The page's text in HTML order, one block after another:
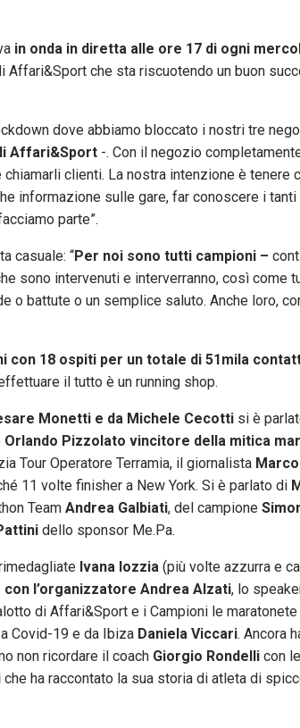
in onda in diretta alle ore 17 di ogni
che sta riscuotendo un buon
dove abbiamo bloccato i nostri tre
Affari&Sport -. Con il negozio
clienti. La nostra intenzione è tenere
informazione sulle gare, far conoscere i
parte”.
casuale: “Per noi sono tutti campioni –
sono intervenuti e interverranno, così come
o battute o un semplice saluto. Anche loro,
con 18 ospiti per un totale di 51mila
il tutto è un running shop.
Monetti e da Michele Cecotti si è
Orlando Pizzolato vincitore della mitica
Tour Operatore Terramia, il giornalista
11 volte finisher a New York. Si è parlato di
Team Andrea Galbiati, del campione
dello sponsor Me.Pa.
Ivana Iozzia (più volte azzurra e
l’organizzatore Andrea Alzati, lo
di Affari&Sport e i Campioni le maratonete
Covid-19 e da Ibiza Daniela Viccari. Ancora
non ricordare il coach Giorgio Rondelli con le
che ha raccontato la sua storia di atleta di